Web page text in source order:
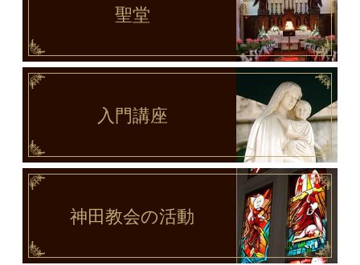
聖堂
入門講座
神田教会の活動